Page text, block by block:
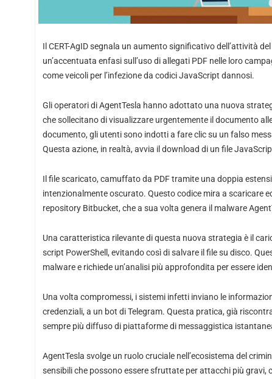
Il CERT-AgID segnala un aumento significativo dell’attività
un’accentuata enfasi sull’uso di allegati PDF nelle loro
come veicoli per l’infezione da codici JavaScript dannosi.
Gli operatori di AgentTesla hanno adottato una nuova
che sollecitano di visualizzare urgentemente il documento
documento, gli utenti sono indotti a fare clic su un falso
Questa azione, in realtà, avvia il download di un file
Il file scaricato, camuffato da PDF tramite una doppia
intenzionalmente oscurato. Questo codice mira a scaricare
repository Bitbucket, che a sua volta genera il malware
Una caratteristica rilevante di questa nuova strategia è il
script PowerShell, evitando così di salvare il file su disco.
malware e richiede un’analisi più approfondita per essere
Una volta compromessi, i sistemi infetti inviano le
credenziali, a un bot di Telegram. Questa pratica, già
sempre più diffuso di piattaforme di messaggistica
AgentTesla svolge un ruolo cruciale nell’ecosistema del
sensibili che possono essere sfruttate per attacchi più